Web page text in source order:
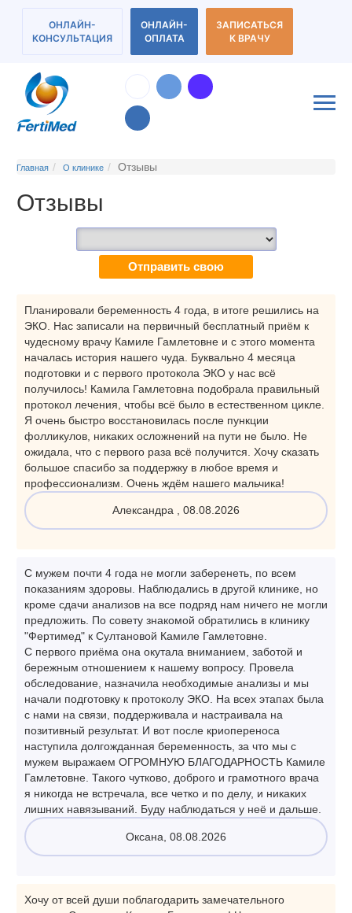
ОНЛАЙН-
КОНСУЛЬТАЦИЯ
ОНЛАЙН-
ОПЛАТА
ЗАПИСАТЬСЯ
К ВРАЧУ
Главная О клинике Отзывы
Отзывы
Отправить свою
Планировали беременность 4 года, в итоге решились на
ЭКО. Нас записали на первичный бесплатный приём к
чудесному врачу Камиле Гамлетовне и с этого момента
началась история нашего чуда. Буквально 4 месяца
подготовки и с первого протокола ЭКО у нас всё
получилось! Камила Гамлетовна подобрала правильный
протокол лечения, чтобы всё было в естественном цикле.
Я очень быстро восстановилась после пункции
фолликулов, никаких осложнений на пути не было. Не
ожидала, что с первого раза всё получится. Хочу сказать
большое спасибо за поддержку в любое время и
профессионализм. Очень ждём нашего мальчика!
Александра , 08.08.2026
С мужем почти 4 года не могли заберенеть, по всем
показаниям здоровы. Наблюдались в другой клинике, но
кроме сдачи анализов на все подряд нам ничего не могли
предложить. По совету знакомой обратились в клинику
"Фертимед" к Султановой Камиле Гамлетовне.
С первого приёма она окутала вниманием, заботой и
бережным отношением к нашему вопросу. Провела
обследование, назначила необходимые анализы и мы
начали подготовку к протоколу ЭКО. На всех этапах была
с нами на связи, поддерживала и настраивала на
позитивный результат. И вот после криопереноса
наступила долгожданная беременность, за что мы с
мужем выражаем ОГРОМНУЮ БЛАГОДАРНОСТЬ Камиле
Гамлетовне. Такого чутково, доброго и грамотного врача
я никогда не встречала, все четко и по делу, и никаких
лишних навязываний. Буду наблюдаться у неё и дальше.
Оксана, 08.08.2026
Хочу от всей души поблагодарить замечательного